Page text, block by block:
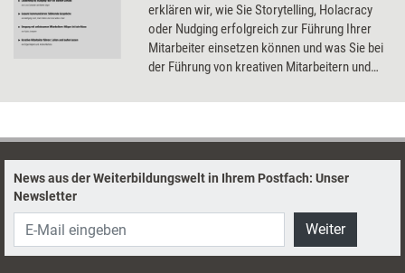
erklären wir, wie Sie Storytelling, Holacracy
oder Nudging erfolgreich zur Führung Ihrer
Mitarbeiter einsetzen können und was Sie bei
der Führung von kreativen Mitarbeitern und
sollten.
News aus der Weiterbildungswelt in Ihrem Postfach: Unser
Newsletter
Weiter